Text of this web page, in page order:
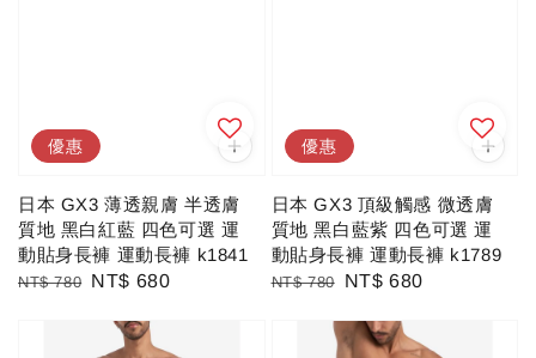
優惠
日本 GX3 薄透親膚 半透膚
質地 黑白紅藍 四色可選 運
動貼身長褲 運動長褲 k1841
Regular
NT$ 780 Sale
NT$ 680
優惠
日本 GX3 頂級觸感 微透膚
質地 黑白藍紫 四色可選 運
動貼身長褲 運動長褲 k1789
Regular
NT$ 780
Sale
NT$ 680